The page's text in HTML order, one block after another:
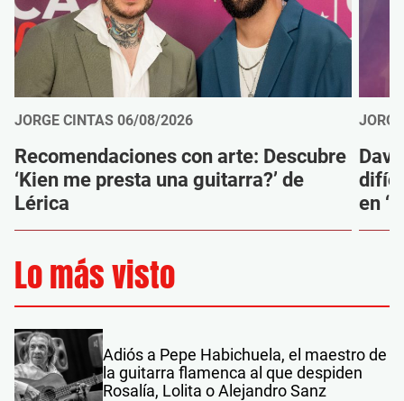
JORGE CINTAS 06/08/2026
Recomendaciones con arte: Descubre
‘Kien me presta una guitarra?’ de
Lérica
en
Lo más visto
Adiós a Pepe Habichuela, el maestro de
la guitarra flamenca al que despiden
Rosalía, Lolita o Alejandro Sanz